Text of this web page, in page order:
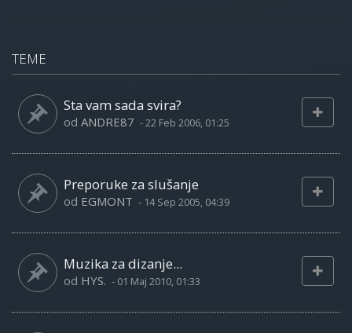
TEME
Sta vam sada svira?
od ANDRE87 -22 Feb 2006, 01:25
Preporuke za slušanje
od EGMONT - 14 Sep 2005, 04:39
Muzika za dizanje...
od HYS. - 01 Maj 2010, 01:33